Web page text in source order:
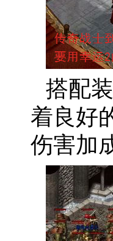
搭配
着良好
伤害加